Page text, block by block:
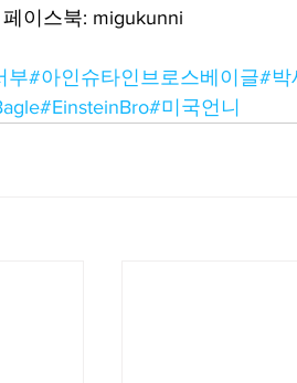
이스북: migukunni
부#아인슈타인브로스베이글#박
#EinsteinBro#미국언니